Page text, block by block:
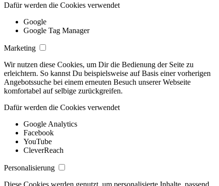
Dafür werden die Cookies verwendet
Google
Google Tag Manager
Marketing
Wir nutzen diese Cookies, um Dir die Bedienung der Seite zu
erleichtern. So kannst Du beispielsweise auf Basis einer vorherigen
Angebotssuche bei einem erneuten Besuch unserer Webseite
komfortabel auf selbige zurückgreifen.
Dafür werden die Cookies verwendet
Google Analytics
Facebook
YouTube
CleverReach
Personalisierung
Diese Cookies werden genutzt, um personalisierte Inhalte, passend